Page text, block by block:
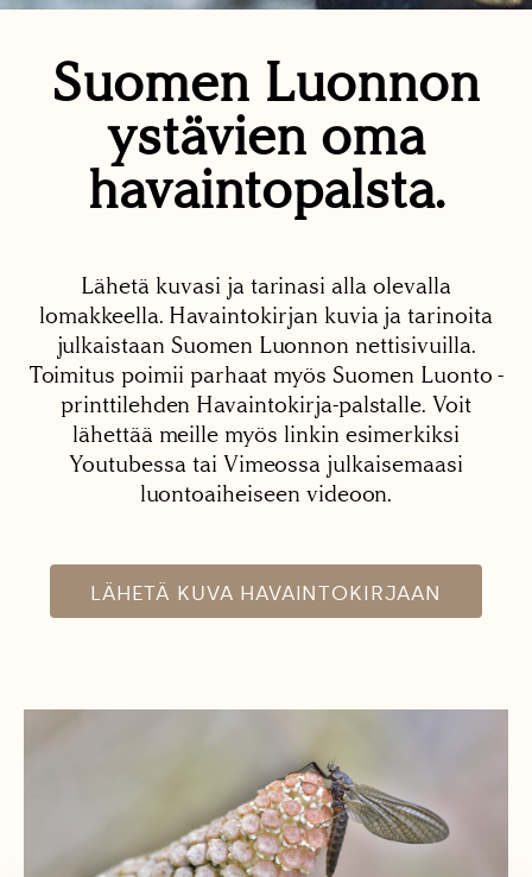
Suomen Luonnon
ystävien oma
havaintopalsta.
Lähetä kuvasi ja tarinasi alla olevalla
lomakkeella. Havaintokirjan kuvia ja tarinoita
julkaistaan Suomen Luonnon nettisivuilla.
Toimitus poimii parhaat myös Suomen Luonto -
printtilehden Havaintokirja-palstalle. Voit
lähettää meille myös linkin esimerkiksi
Youtubessa tai Vimeossa julkaisemaasi
luontoaiheiseen videoon.
LÄHETÄ KUVA HAVAINTOKIRJAAN